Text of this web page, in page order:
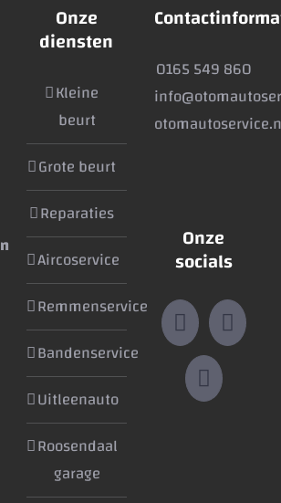
Onze
diensten
Kleine
beurt
Grote beurt
Reparaties
Aircoservice
Remmenservice
Bandenservice
Uitleenauto
Roosendaal
garage
0165 549 860
Onze
socials